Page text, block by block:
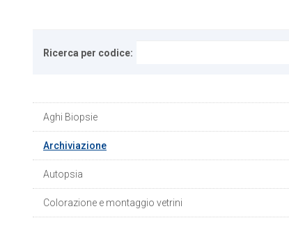
Ricerca per codice:
Aghi Biopsie
Archiviazione
Autopsia
Colorazione e montaggio vetrini